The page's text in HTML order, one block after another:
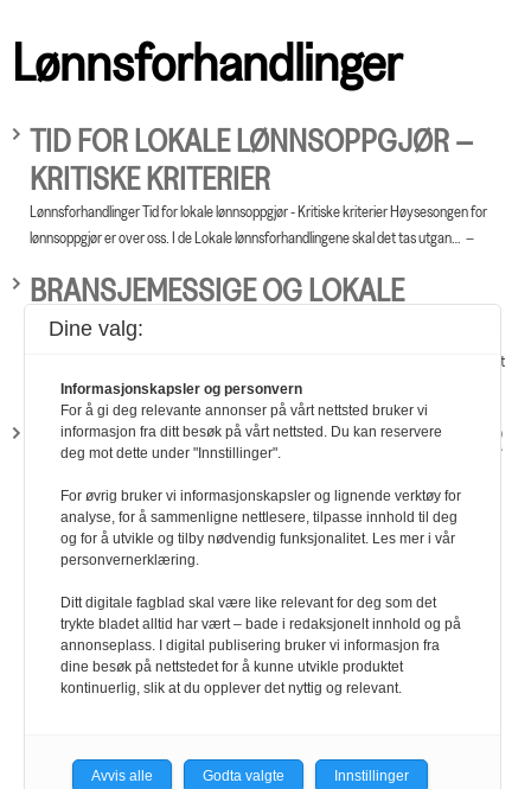
Lønnsforhandlinger
TID FOR LOKALE LØNNSOPPGJØR –
KRITISKE KRITERIER
Lønnsforhandlinger Tid for lokale lønnsoppgjør - Kritiske kriterier Høysesongen for
lønnsoppgjør er over oss. I de Lokale lønnsforhandlingene skal det tas utgan…
BRANSJEMESSIGE OG LOKALE
FORHOLD
Lønnsforhandlinger Bransjemessige og lokale forhold I det lokale lønnsarbeidet er det
også aktuelt å sjekke lønnsnivået både i andre bedrifter i samme bransje, …
RESULTATER I ÅRETS HOVEDOPPGJØR
Negotias representanter i oppgjøret mellom YS og NHO. Fra høyre: Forbundsleder
Moni…
Dine valg:
Informasjonskapsler og personvern
For å gi deg relevante annonser på vårt nettsted bruker vi
informasjon fra ditt besøk på vårt nettsted. Du kan reservere
deg mot dette under "Innstillinger".
For øvrig bruker vi informasjonskapsler og lignende verktøy for
analyse, for å sammenligne nettlesere, tilpasse innhold til deg
og for å utvikle og tilby nødvendig funksjonalitet. Les mer i vår
personvernerklæring.
Ditt digitale fagblad skal være like relevant for deg som det
trykte bladet alltid har vært – bade i redaksjonelt innhold og på
annonseplass. I digital publisering bruker vi informasjon fra
dine besøk på nettstedet for å kunne utvikle produktet
kontinuerlig, slik at du opplever det nyttig og relevant.
Avvis alle Godta valgte Innstillinger